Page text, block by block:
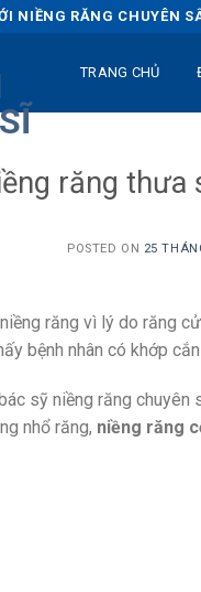
NIỀNG RĂNG CHUYÊN
TRANG CHỦ
răng thưa
POSTED ON 25
răng vì lý do răng
bệnh nhân có khớp
sỹ niềng răng chuyên
nhổ răng, niềng răng